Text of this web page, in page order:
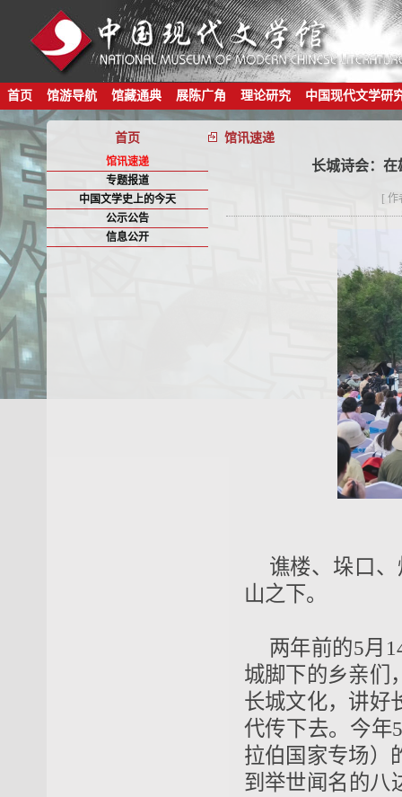
首页 馆游导航 馆藏通典 展陈广角 理论研究 中国现代文学研
首页 馆讯速递
馆讯速递
专题报道
中国文学史上的今天
公示公告
信息公开
长城诗会：在
[ 作
谯楼、垛口
山之下。
两年前的5月
城脚下的乡亲们
长城文化，讲好
代传下去。今年
拉伯国家专场）
到举世闻名的八